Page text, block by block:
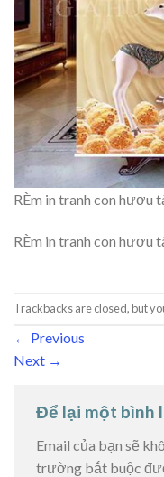
RÈm in tranh con hươu
RÈm in tranh con hươu
Trackbacks are closed, but
← Previous
Next →
Để lại một bình
Email của bạn sẽ
trường bắt buộc